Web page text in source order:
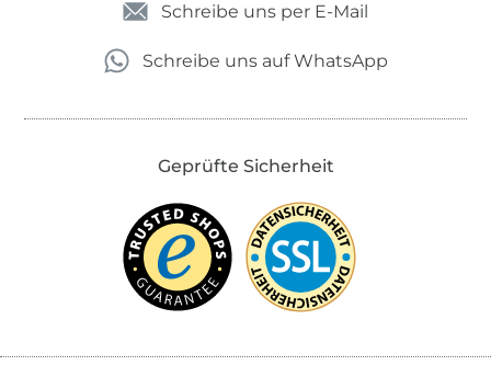
Schreibe uns per E-Mail
Schreibe uns auf WhatsApp
Geprüfte Sicherheit